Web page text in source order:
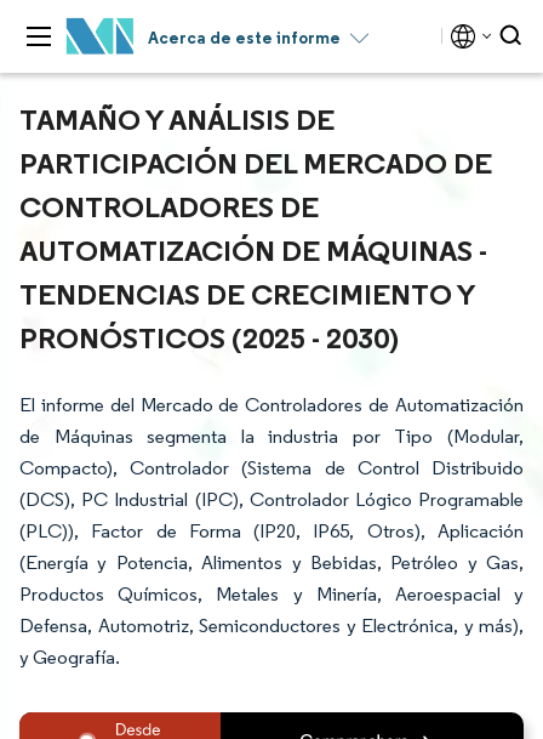
Acerca de este informe
TAMAÑO Y ANÁLISIS DE
PARTICIPACIÓN DEL MERCADO DE
CONTROLADORES DE
AUTOMATIZACIÓN DE MÁQUINAS -
TENDENCIAS DE CRECIMIENTO Y
PRONÓSTICOS (2025 - 2030)
El informe del Mercado de Controladores de Automatización
de Máquinas segmenta la industria por Tipo (Modular,
Compacto), Controlador (Sistema de Control Distribuido
(DCS), PC Industrial (IPC), Controlador Lógico Programable
(PLC)), Factor de Forma (IP20, IP65, Otros), Aplicación
(Energía y Potencia, Alimentos y Bebidas, Petróleo y Gas,
Productos Químicos, Metales y Minería, Aeroespacial y
Defensa, Automotriz, Semiconductores y Electrónica, y más),
y Geografía.